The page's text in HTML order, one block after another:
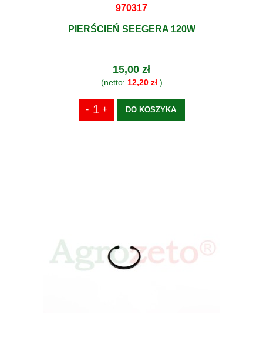
970317
PIERŚCIEŃ SEEGERA 120W
15,00 zł
(netto: 12,20 zł)
DO KOSZYKA